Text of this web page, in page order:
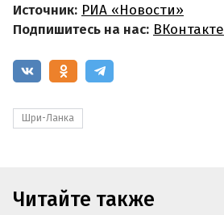
Источник: РИА «Новости»
Подпишитесь на нас: ВКонтакте
Шри-Ланка
Читайте также